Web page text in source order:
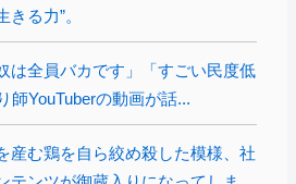
る力”。
は全員バカです」「すごい民度低
師YouTuberの動画が話...
産む鶏を自ら絞め殺した模様、社